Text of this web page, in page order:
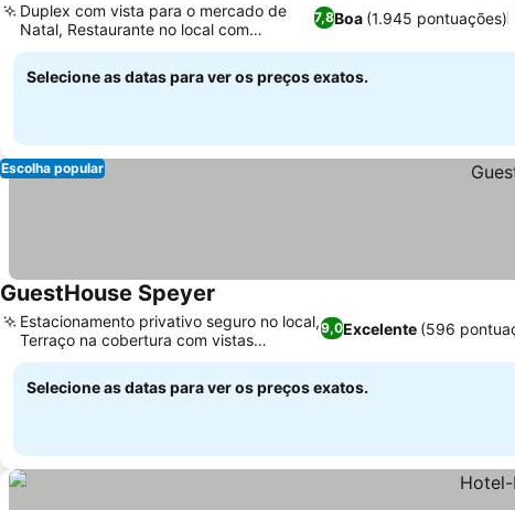
7,8Boa (1.945 pontuações)
Duplex com vista para o mercado de
Natal, Restaurante no local com
desconto
Selecione as datas para ver os preços exatos.
Escolha popular
GuestHouse Speyer
9,0Excelente (596
Estacionamento privativo seguro no local,
Terraço na cobertura com vistas
panorâmicas
Selecione as datas para ver os preços exatos.